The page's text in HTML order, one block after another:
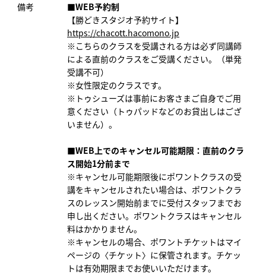
備考
■WEB予約制
【勝どきスタジオ予約サイト】
https://chacott.hacomono.jp
※こちらのクラスを受講される方は必ず同講師
による直前のクラスをご受講ください。（単発
受講不可）
※女性限定のクラスです。
※トゥシューズは事前にお客さまご自身でご用
意ください（トゥパッドなどのお貸出しはござ
いません）。
■WEB上でのキャンセル可能期限：直前のクラ
ス開始1分前まで
※キャンセル可能期限後にポワントクラスの受
講をキャンセルされたい場合は、ポワントクラ
スのレッスン開始前までに受付スタッフまでお
申し出ください。ポワントクラスはキャンセル
料はかかりません。
※キャンセルの場合、ポワントチケットはマイ
ページの〈チケット〉に保管されます。チケッ
トは有効期限までお使いいただけます。